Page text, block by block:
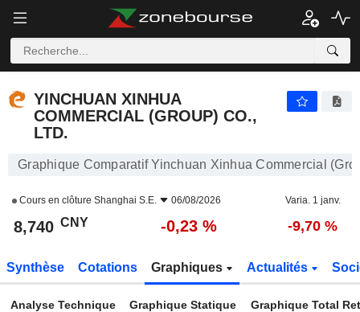
YINCHUAN XINHUA
COMMERCIAL (GROUP) CO.,
LTD.
Graphique Comparatif Yinchuan Xinhua Commercial
Cours en clôture Shanghai S.E. 06/08/2026 Varia. 1 janv.
8,740 CNY -0,23 % -9,70 %
Synthèse Cotations Graphiques Actualités
Analyse Technique Graphique Statique Graphique Total